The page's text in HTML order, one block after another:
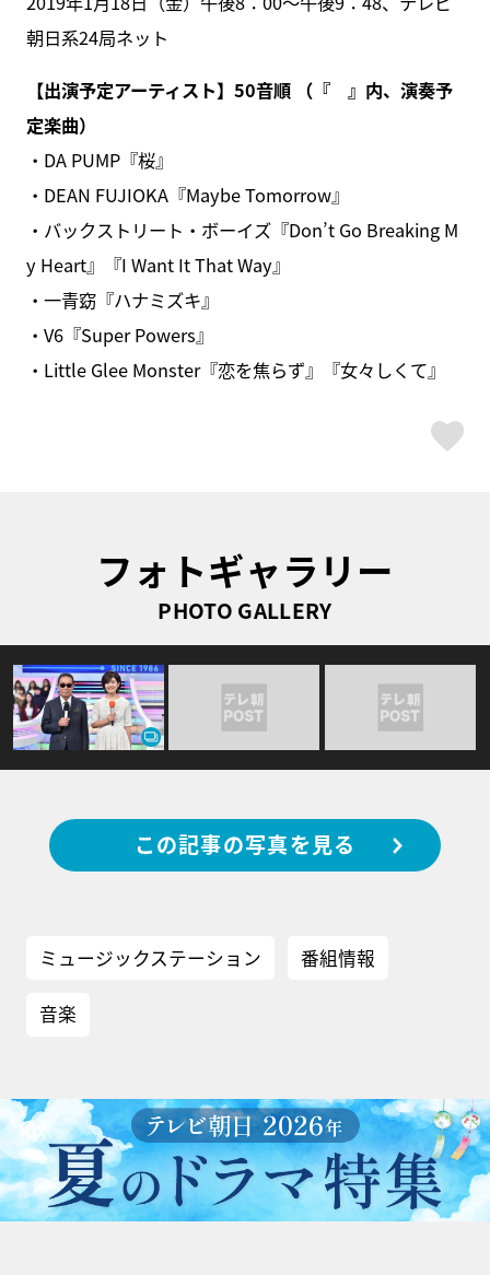
朝日系24局ネット
【出演予定アーティスト】50音順 （『 』内、演奏予
定楽曲）
・DA PUMP『桜』
・DEAN FUJIOKA『Maybe Tomorrow』
・バックストリート・ボーイズ『Don’t Go Breaking M
y Heart』『I Want It That Way』
・一青窈『ハナミズキ』
・V6『Super Powers』
・Little Glee Monster『恋を焦らず』『女々しくて』
フォトギャラリー
PHOTO GALLERY
この記事の写真を見る
ミュージックステーション 番組情報
音楽